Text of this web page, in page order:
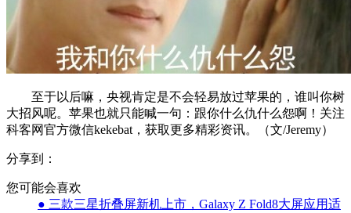
至于以后嘛，央视肯定是不会轻易放过苹果的，谁叫你树
大招风呢。苹果也就只能喊一句：跟你什么仇什么怨啊！关注
科客网官方微信kekebat，获取更多精彩资讯。（文/Jeremy）
分享到：
您可能会喜欢
● 三款三星折叠屏新机上市，Galaxy Z Fold8大屏应用适